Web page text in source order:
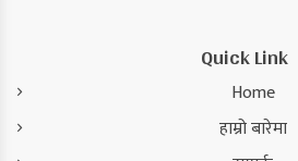
Quick Link
Home
हाम्रो बारेमा